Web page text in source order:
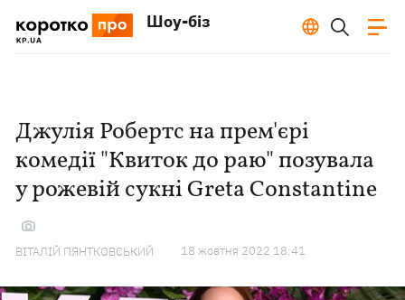
Шоу-біз
Джулія Робертс на прем'єрі
комедії "Квиток до раю" позувала
у рожевій сукні Greta Constantine
ВІТАЛІЙ ПЯНТКОВСЬКИЙ 18 жовтня 2022 18:41